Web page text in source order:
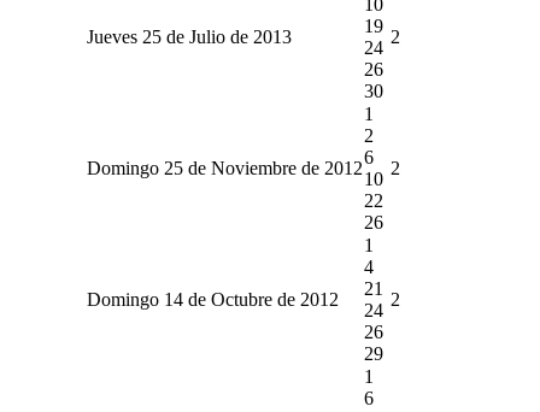
Jueves 25 de Julio de 2013
19
24
26
30
2
Domingo 25 de Noviembre de 2012
1
2
6
10
22
26
2
Domingo 14 de Octubre de 2012
1
4
21
24
26
29
2
1
6